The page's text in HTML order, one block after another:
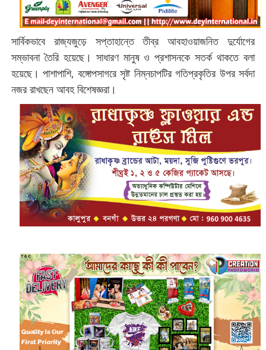
সার্বিকভাবে রাজ্যজুড়ে সপ্তাহান্তে তীব্র আবহাওয়াজনিত দুর্যোগের
সম্ভাবনা তৈরি হয়েছে। সাধারণ মানুষ ও প্রশাসনকে সতর্ক থাকতে বলা
হয়েছে।‌ ‌পাশাপাশি, বঙ্গোপসাগরে সৃষ্ট নিম্নচাপটির গতিপ্রকৃতির উপর সর্বদা
নজর রাখছেন আবহ বিশেষজ্ঞরা।